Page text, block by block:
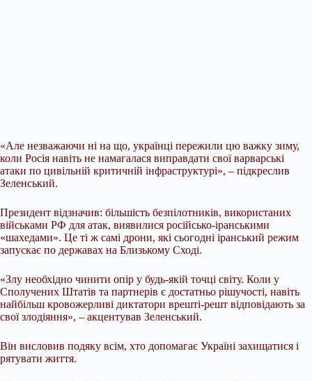
«Але незважаючи ні на що, українці пережили цю важку зиму,
коли Росія навіть не намагалася виправдати свої варварські
атаки по цивільній критичній інфраструктурі», – підкреслив
Зеленський.
Президент відзначив: більшість безпілотників, використаних
військами РФ для атак, виявилися російсько-іранськими
«шахедами». Це ті ж самі дрони, які сьогодні іранський режим
запускає по державах на Близькому Сході.
«Злу необхідно чинити опір у будь-якій точці світу. Коли у
Сполучених Штатів та партнерів є достатньо рішучості, навіть
найбільш кровожерливі диктатори врешті-решт відповідають за
свої злодіяння», – акцентував Зеленський.
Він висловив подяку всім, хто допомагає Україні захищатися і
рятувати життя.